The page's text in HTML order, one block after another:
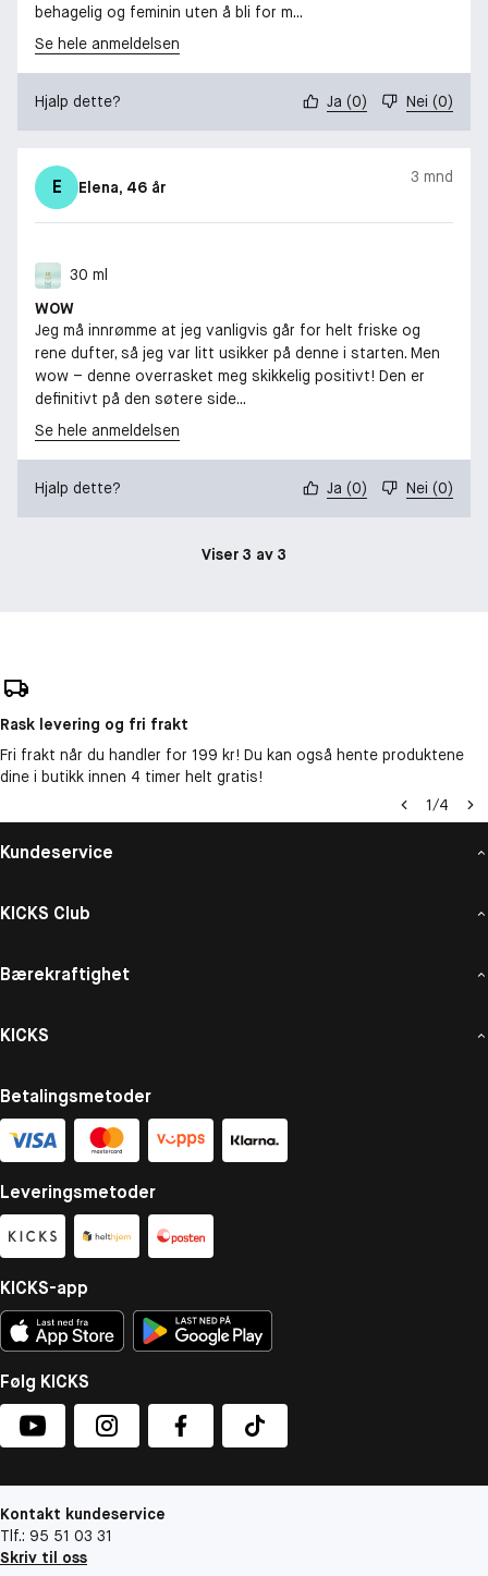
behagelig og feminin uten å bli for m...
Se hele anmeldelsen
Hjalp dette? Ja (0) Nei (0)
E Elena, 46 år
3 mnd
30 ml
WOW
Jeg må innrømme at jeg vanligvis går for helt friske og
rene dufter, så jeg var litt usikker på denne i starten. Men
wow – denne overrasket meg skikkelig positivt! Den er
definitivt på den søtere side...
Se hele anmeldelsen
Hjalp dette? Ja (0) Nei (0)
Viser 3 av 3
Rask levering og fri frakt
Fri frakt når du handler for 199 kr! Du kan også hente produktene
dine i butikk innen 4 timer helt gratis!
1/4
Kundeservice
KICKS Club
Bærekraftighet
KICKS
Betalingsmetoder
Leveringsmetoder
KICKS-app
Følg KICKS
Kontakt kundeservice
Tlf.: 95 51 03 31
Skriv til oss